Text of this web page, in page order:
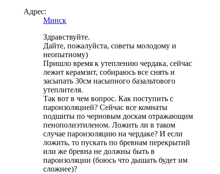
Адрес:
Минск
Здравствуйте.
Дайте, пожалуйста, советы молодому и
неопытному)
Пришло время к утеплению чердака, сейчас
лежит керамзит, собираюсь все снять и
засыпать 30см насыпного базальтового
утеплителя.
Так вот в чем вопрос. Как поступить с
пароизоляцией? Сейчас все комнаты
подшиты по черновым доскам отражающим
пенополиэтиленом. Ложить ли в таком
случае пароизоляцию на чердаке? И если
ложить, то пускать по бревнам перекрытий
или же бревна не должны быть в
пароизоляции (боюсь что дышать будет им
сложнее)?